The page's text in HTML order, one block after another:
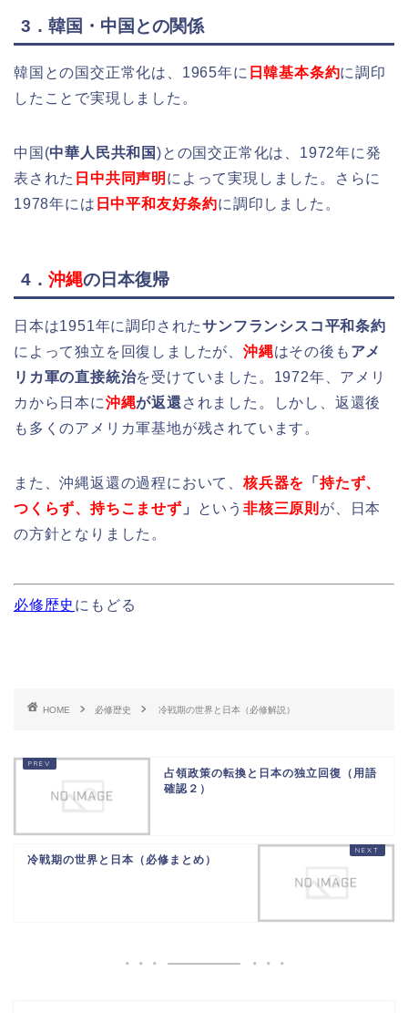
3．韓国・中国との関係
韓国との国交正常化は、1965年に 日韓基本条約に調印
したことで実現しました。
中国(中華人民共和国)との国交正常化は、1972年に発
表された 日中共同声明 によって実現しました。さらに
1978年には 日中平和友好条約に調印しました。
4． 沖縄の日本復帰
日本は1951年に調印されたサンフランシスコ平和条約
によって独立を回復しましたが、 沖縄はその後も アメ
リカ軍の直接統治を受けていました。1972年、アメリ
カから日本に沖縄が返還 されました。しかし、返還後
も多くのアメリカ軍基地が残されています。
また、沖縄返還の過程において、 核兵器を 「持たず、
つくらず、持ちこませず 」 という非核三原則 が、
日本
の方針となりました。
必修歴史 にもどる
HOME 必修歴史 冷戦期の世界と日本（必修解説）
占領政策の転換と日本の独立回復（用語
確認２）
冷戦期の世界と日本（必修まとめ）